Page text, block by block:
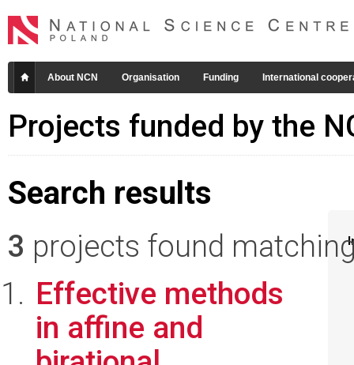
About NCN Organisation Funding International
Projects funded by the
Search results
3 projects found
Effective methods
in affine and